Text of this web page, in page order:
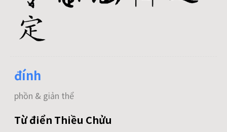
đính
phồn & giản thể
Từ điển Thiều Chửu